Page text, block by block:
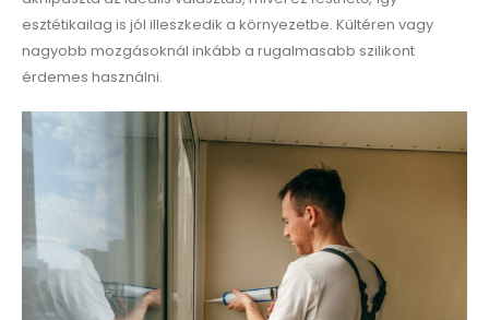
esztétikailag is jól illeszkedik a környezetbe. Kültéren vagy
nagyobb mozgásoknál inkább a rugalmasabb szilikont
érdemes használni.